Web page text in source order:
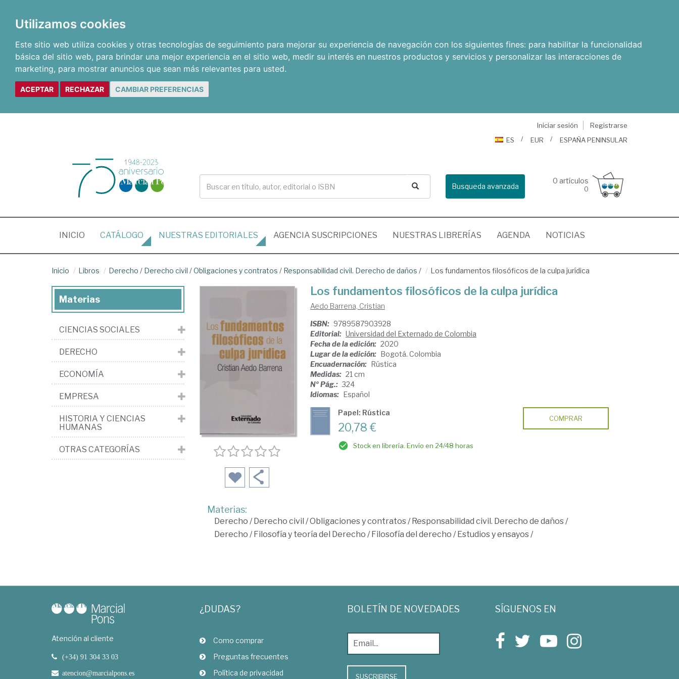
Utilizamos cookies
Este sitio web utiliza cookies y otras tecnologías de seguimiento para mejorar su experiencia de navegación con los siguientes fines: para habilitar la funcionalidad
básica del sitio web, para brindar una mejor experiencia en el sitio web, medir su interés en nuestros productos y servicios y personalizar las interacciones de
marketing, para mostrar anuncios que sean más relevantes para usted.
ACEPTAR RECHAZAR CAMBIAR PREFERENCIAS
Iniciar sesión
Registrarse
ES
EUR ESPAÑA PENINSULAR
Busqueda avanzada
0 artículos
0
INICIO (CURRENT)
CATÁLOGO NUESTRAS EDITORIALES AGENCIA SUSCRIPCIONES NUESTRAS LIBRERÍAS AGENDA NOTICIAS
Inicio Libros Derecho / Derecho civil /Obligaciones y contratos / Responsabilidad civil. Derecho de daños / Los fundamentos filosóficos de la culpa jurídica
Los fundamentos filosóficos de la culpa jurídica
Aedo Barrena, Cristian
ISBN: 9789587903928
Editorial: Universidad del Externado de Colombia
Fecha de la edición: 2020
Lugar de la edición: Bogotá. Colombia
Encuadernación: Rústica
Medidas: 21 cm
Nº Pág.: 324
Idiomas: Español
Papel: Rústica
20,78 €
Stock en librería. Envío en 24/48 horas
COMPRAR
Materias:
Derecho /Derecho civil /Obligaciones y contratos/Responsabilidad civil. Derecho de daños/
Derecho /Filosofía y teoría del Derecho /Filosofía del derecho /Estudios y ensayos/
Materias
CIENCIAS SOCIALES
DERECHO
ECONOMÍA
EMPRESA
HISTORIA Y CIENCIAS
HUMANAS
OTRAS CATEGORÍAS
Atención al cliente
(+34) 91 304 33 03
atencion@marcialpons.es
¿DUDAS?
Como comprar
Preguntas frecuentes
Política de privacidad
BOLETÍN DE NOVEDADES
SUSCRIBIRSE
SÍGUENOS EN